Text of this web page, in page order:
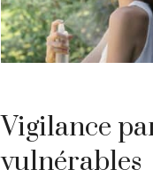
Vigilance
vulnérables